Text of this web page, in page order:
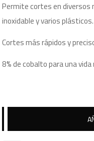
Permite cortes en diversos
inoxidable y varios plásticos.
Cortes más rápidos y
8% de cobalto para una